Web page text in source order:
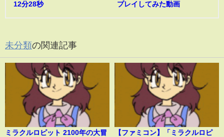
12分28秒
プレイしてみた動画
未分類の関連記事
ミラクルロピット 2100年の大冒
【ファミコン】「ミラクルロピ